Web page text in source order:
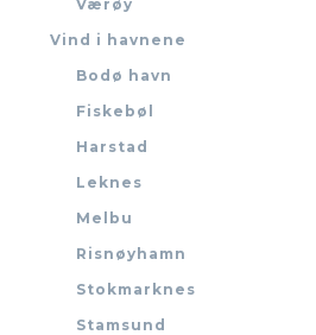
Værøy
Vind i havnene
Bodø havn
Fiskebøl
Harstad
Leknes
Melbu
Risnøyhamn
Stokmarknes
Stamsund